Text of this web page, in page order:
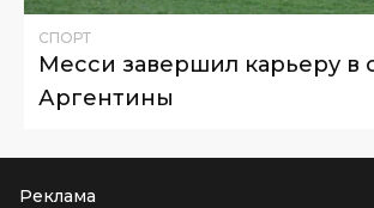
СПОРТ
Месси завершил карьеру в
Аргентины
Реклама